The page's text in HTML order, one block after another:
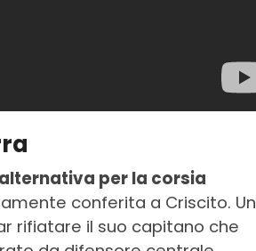
alternativa per la corsia
conferita a Criscito. Un
rifiatare il suo capitano che